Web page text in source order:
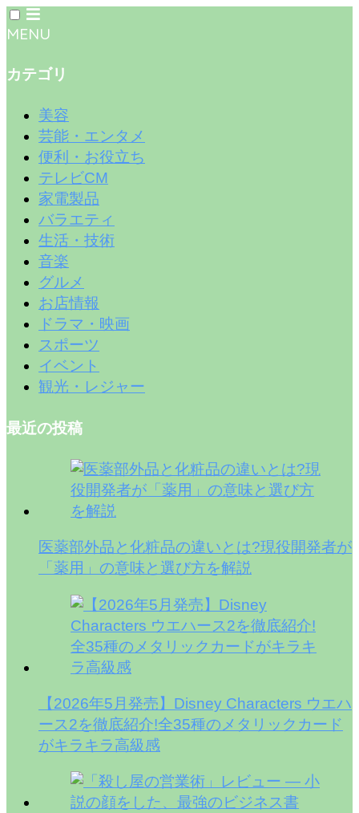
MENU
カテゴリ
美容
芸能・エンタメ
便利・お役立ち
テレビCM
家電製品
バラエティ
生活・技術
音楽
グルメ
お店情報
ドラマ・映画
スポーツ
イベント
観光・レジャー
最近の投稿
医薬部外品と化粧品の違いとは?現役開発者が
「薬用」の意味と選び方を解説
【2026年5月発売】Disney Characters ウエハ
ース2を徹底紹介!全35種のメタリックカード
がキラキラ高級感